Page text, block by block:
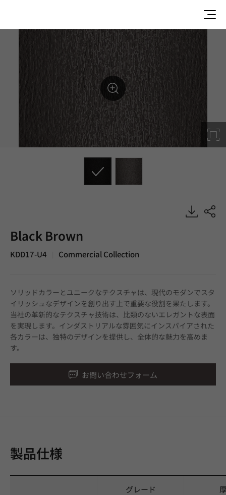
Black Brown
KDD17-U4 Commercial Collection
ソリッドカラーとユニークなテクスチャは、現代のモダンでスタ
イリッシュなデザインを創り出す上で重要な役割を果たします。
当社の革新的なテクスチャ技術は、比類のないエレガントな表面
を実現します。インダストリアルな雰囲気にインスパイアされた
各カラーは、独特のデザインを提供し、全体的な魅力を高めま
す。
お問い合わせフォーム
製品仕様
グレード